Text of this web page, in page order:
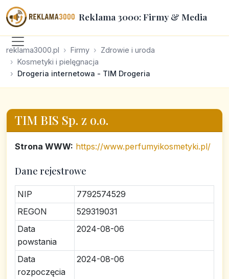
Reklama 3000: Firmy & Media
reklama3000.pl Firmy
Zdrowie i uroda
Kosmetyki i pielęgnacja
Drogeria internetowa - TIM Drogeria
TIM BIS Sp. z o.o.
Strona WWW: https://www.perfumyikosmetyki.pl/
Dane rejestrowe
NIP
7792574529
REGON
529319031
Data
powstania
2024-08-06
Data
rozpoczęcia
2024-08-06